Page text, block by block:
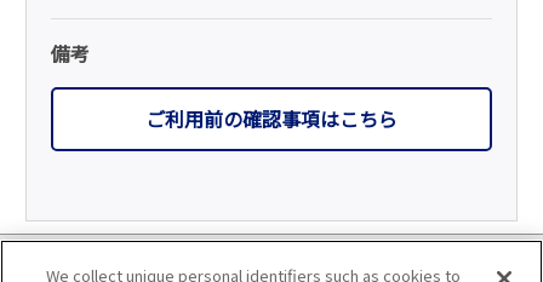
入場料金 大人・小学生・幼児：20％割引
4,620円→3,700円
備考
ご利用前の確認事項はこちら
We collect unique personal identifiers such as cookies to